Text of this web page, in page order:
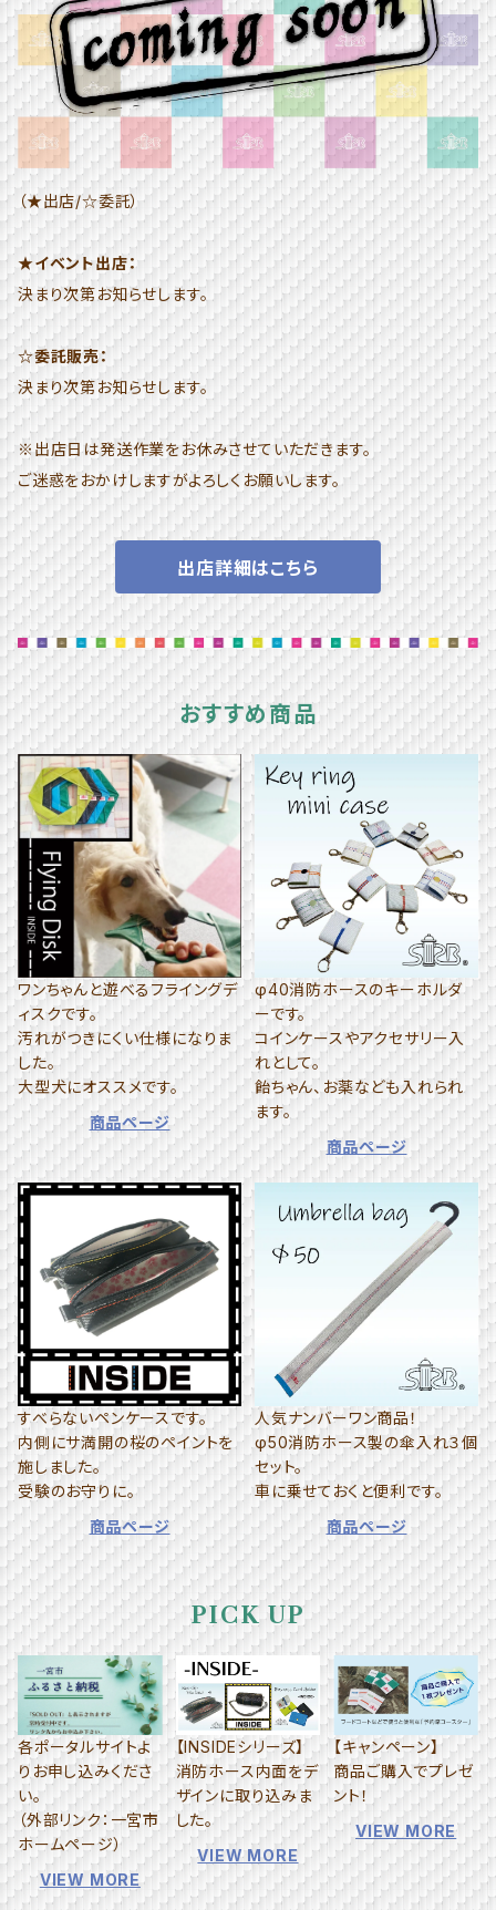
（★出店/☆委託）
★イベント出店：
決まり次第お知らせします。
☆委託販売：
決まり次第お知らせします。
※出店日は発送作業をお休みさせていただきます。
ご迷惑をおかけしますがよろしくお願いします。
出店詳細はこちら
おすすめ商品
ワンちゃんと遊べるフライングデ
ィスクです。
汚れがつきにくい仕様になりま
した。
大型犬にオススメです。
商品ページ
φ40消防ホースのキーホルダ
ーです。
コインケースやアクセサリー入
れとして。
飴ちゃん、お薬なども入れられ
ます。
商品ページ
すべらないペンケースです。
内側にサ満開の桜のペイントを
施しました。
受験のお守りに。
商品ページ
人気ナンバーワン商品！
φ50消防ホース製の傘入れ３個
セット。
車に乗せておくと便利です。
商品ページ
PICK UP
各ポータルサイトよ
りお申し込みくださ
い。
（外部リンク：一宮市
ホームページ）
VIEW MORE
【INSIDEシリーズ】
消防ホース内面をデ
ザインに取り込みま
した。
VIEW MORE
【キャンペーン】
商品ご購入でプレゼ
ント！
VIEW MORE